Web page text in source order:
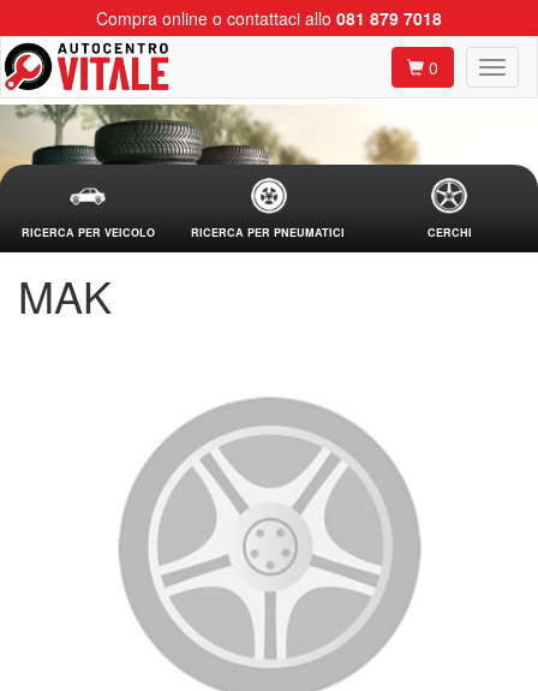
Compra online o contattaci allo 081 879 7018
0
RICERCA PER VEICOLO RICERCA PER PNEUMATICI CERCHI
MAK